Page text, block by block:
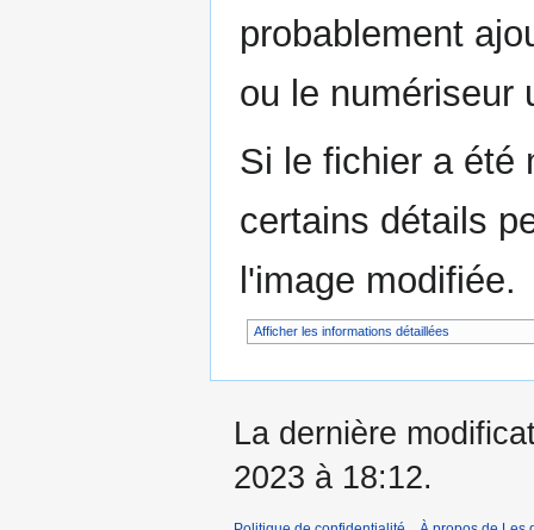
probablement
ou le numériseur
Si le fichier a été
certains détails
l'image modifiée.
Afficher les informations détaillées
La dernière
2023 à 18:12.